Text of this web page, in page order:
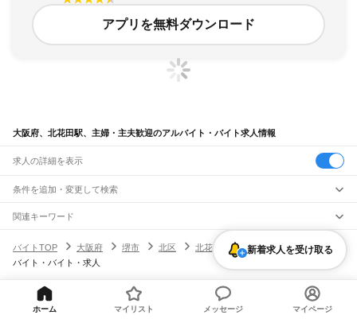
アプリを無料ダウンロード
大阪府、北花田駅、主婦・主夫歓迎のアルバイト・バイト求人情報
求人の詳細を表示
条件を追加・変更して検索
市区町村を追加・変更
大阪府すべて
大阪市 すべて
生野区
阿倍野区 西成区
住之江区
平野区
駅を追加・変更
島本駅
JR総持寺駅 千里丘駅
東淀川駅
新大阪駅
職種を追加・変更
飲食・フードサービス
飲食・フードサービス
すべて
特徴を追加・変更
関連キーワード
ガチャガチャ
バイトTOP
大阪府 堺市 北区 北花田駅
主婦・主夫歓迎のアル
バイト・バイト・求人
新着求人を受け取る
ヘルプ・お問い合わせ サイトマップ
利用規約・プライバシーポリシー
ホーム マイリスト メッセージ マイページ